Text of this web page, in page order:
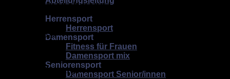
Herrensport
Herrensport
Damensport
Fitness für Frauen
Damensport mix
Seniorensport
Damensport Senior/innen
stellv. Damenobmann
0170/8902522
Jugendobmann